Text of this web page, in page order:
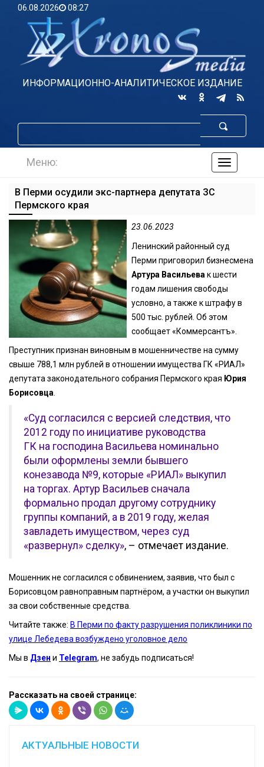
06.08.2026 08:27
ИНФОРМАЦИОННО-АНАЛИТИЧЕСКОЕ ИЗДАНИЕ
по
Меню:
В Перми осудили экс-партнера депутата ЗС
Пермского края
23.06.2023
Ленинский районный суд
Перми приговорил бизнесмена
Артура Васильева к шести
годам лишения свободы
условно, а также к штрафу в
500 тыс. рублей. Об этом
сообщает «Коммерсантъ».
Преступник признан виновным в мошенничестве на сумму
свыше 788,1 млн рублей в отношении имущества ГК «РИАЛ»
депутата законодательного собрания Пермского края Юрия
Борисовца
«Суд согласился с версией следствия, что
2012 году по инициативе руководства
ГК на господина Васильева номинально
были оформлены земли бывшего
конезавода №9, которые «РИАЛ» выкупил
на торгах. Артур Васильев сначала
формально продал другому сотруднику
группы компаний, а в 2019 году, желая
завладеть имуществом, через суд
«развернул» сделку», – отмечает издание.
Мошенник не согласился с обвинением, заявив, что был с
Борисовцом равноправным партнёром, а участки он выкупил
за свои собственные средства.
Читайте также: В Перми по факту разрушения поликлиники по
улице Лебедева возбуждено уголовное дело
Мы в Дзен и Telegram, не забудь подписаться!
Рассказать на своей странице:
АКТУАЛЬНЫЕ НОВОСТИ